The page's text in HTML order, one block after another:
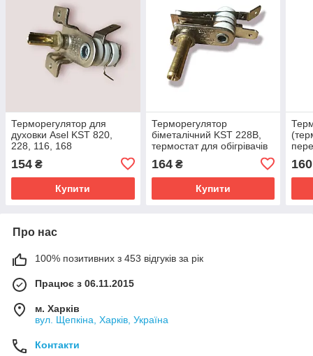
Терморегулятор для
духовки Asel KST 820,
228, 116, 168
154 ₴
Купити
Терморегулятор
біметалічний KST 228B,
термостат для обігрівачів
духовки та електроплит.
164₴
Купити
160
Про нас
100% позитивних з 453 відгуків за рік
Працює з 06.11.2015
м. Харків
вул. Щепкіна, Харків, Україна
Контакти